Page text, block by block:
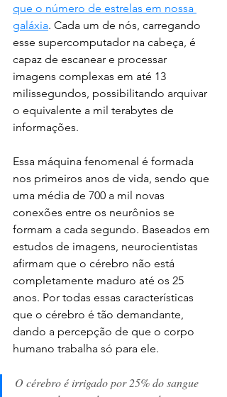
que o número de estrelas em nossa
galáxia. Cada um de nós, carregando
esse supercomputador na cabeça, é
capaz de escanear e processar
imagens complexas em até 13
milissegundos, possibilitando arquivar
o equivalente a mil terabytes de
informações.
Essa máquina fenomenal é formada
nos primeiros anos de vida, sendo que
uma média de 700 a mil novas
conexões entre os neurônios se
formam a cada segundo. Baseados em
estudos de imagens, neurocientistas
afirmam que o cérebro não está
completamente maduro até os 25
anos. Por todas essas características
que o cérebro é tão demandante,
dando a percepção de que o corpo
humano trabalha só para ele.
O cérebro é irrigado por 25% do sangue